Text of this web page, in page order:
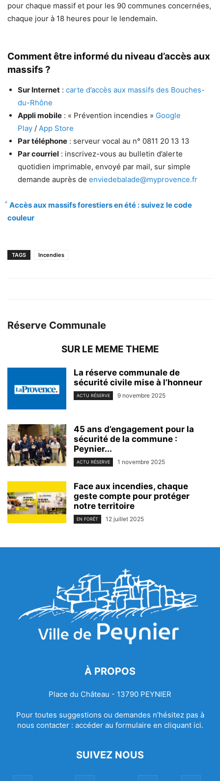
pour chaque massif et pour les 90 communes concernées,
chaque jour à 18 heures pour le lendemain.
Comment être informé du niveau d’accès aux
massifs ?
Sur Internet : carte d’accès aux massifs des Bouches-
du-Rhône
Appli mobile : « Prévention incendies » Google
Play / App Store
Par téléphone : serveur vocal au n° 0811 20 13 13
Par courriel : inscrivez-vous au bulletin d’alerte
quotidien imprimable, envoyé par mail, sur simple
demande auprès de enviedebalade@myprovence.fr
Accès aux massifs forestiers en été : suivez le code
couleur
TAGS Incendies
Réserve Communale
SUR LE MEME THEME
La réserve communale de
sécurité civile mise à l’honneur
ACTU RÉSERVE 9 novembre 2025
45 ans d’engagement pour la
sécurité de la commune :
Peynier...
ACTU RÉSERVE 1 novembre 2025
Face aux incendies, chaque
geste compte pour protéger
notre territoire
EN FORÊT 12 juillet 2025
À PROPOS
Place du Château - 13790 PEYNIER
Pour toutes suggestions ou demandes n’hésitez pas à
nous contacter : accéder au formulaire en cliquant ici.
SUIVEZ NOUS